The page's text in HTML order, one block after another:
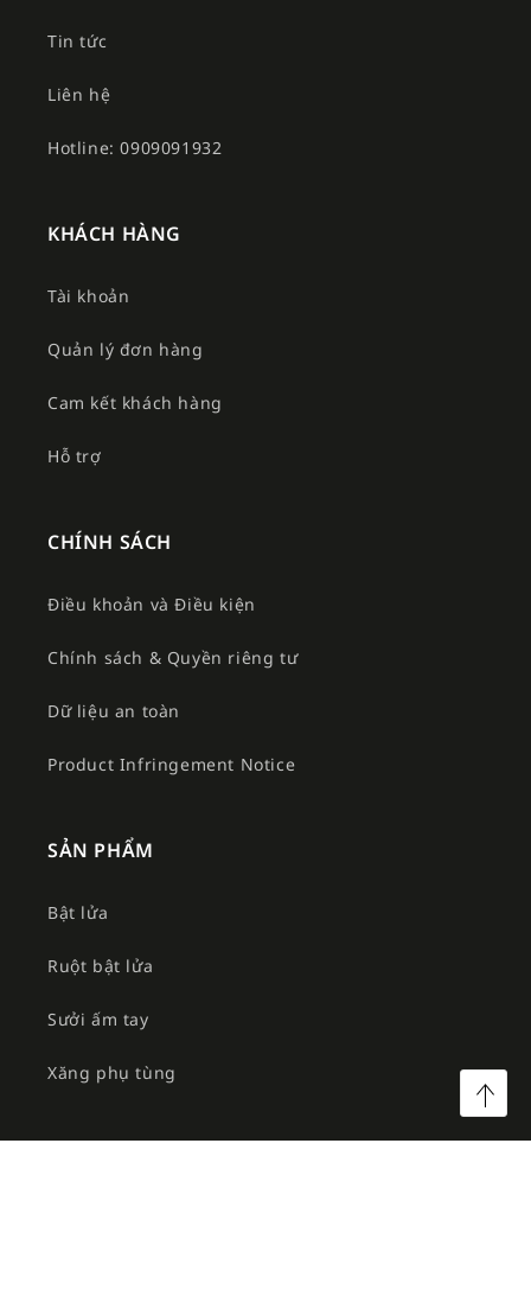
Tin tức
Liên hệ
Hotline: 0909091932
KHÁCH HÀNG
Tài khoản
Quản lý đơn hàng
Cam kết khách hàng
Hỗ trợ
CHÍNH SÁCH
Điều khoản và Điều kiện
Chính sách & Quyền riêng tư
Dữ liệu an toàn
Product Infringement Notice
SẢN PHẨM
Bật lửa
Ruột bật lửa
Sưởi ấm tay
Xăng phụ tùng